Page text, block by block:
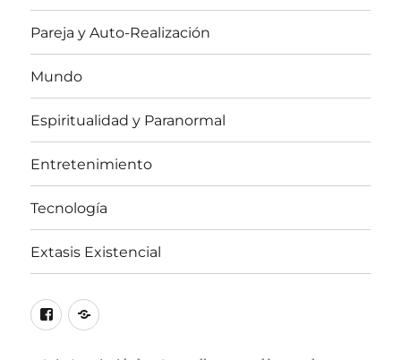
Pareja y Auto-Realización
Mundo
Espiritualidad y Paranormal
Entretenimiento
Tecnología
Extasis Existencial
Facebook
X